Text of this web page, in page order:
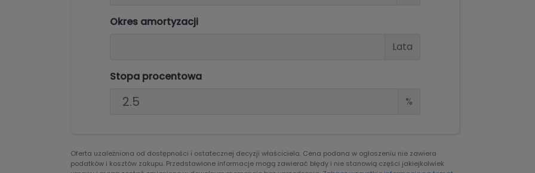
Okres amortyzacji
Lata
Stopa procentowa
%
Oferta uzależniona od dostępności i ostatecznej decyzji właściciela. Cena podana w ogłoszeniu nie zawiera
podatków i kosztów zakupu. Przedstawione informacje mogą zawierać błędy i nie stanowią części jakiejkolwiek